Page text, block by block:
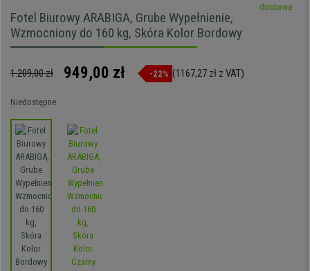
Fotel Biurowy ARABIGA, Grube Wypełnienie,
Wzmocniony do 160 kg, Skóra Kolor Bordowy
1.209,00 zł 949,00 zł -22% (1167,27 zł z VAT)
Niedostępne